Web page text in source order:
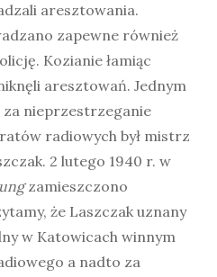
aresztowania.
zapewne również
Kozianie łamiąc
aresztowań. Jednym
nieprzestrzeganie
radiowych był mistrz
2 lutego 1940 r. w
zamieszczono
że Laszczak uznany
w Katowicach winnym
a nadto za